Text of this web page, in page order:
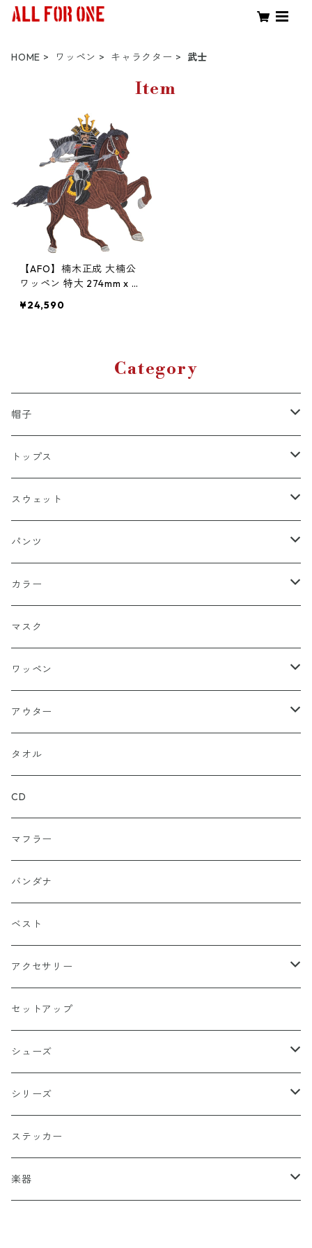
HOME ワッペン キャラクター 武士
Item
【AFO】楠木正成 大楠公
ワッペン 特大 274mm x 2
うパケット配送対象商品】
¥24,590
Category
帽子
キャップ
スナップバック
フィッテド（サイズ調整無）
ドゥラグ
スカルキャップ
ハンチング
ニットキャップ
ハット
トップス
Ｔシャツ
半袖
長袖
シャツ（半袖）
シャツ（長袖）
トレーナー
パーカー
ジップアップ
プルオーバー
ロンＴ
総柄
タンクトップ
セーター
ポロシャツ
半袖
長袖
スウェット
トレーナー
パーカー
パンツ
ハーフ
ロング
ストレート
ルーズ
カラー
ブラック
ネイビー
グレー
ゴールド（金）
カーキグリーン
カーキーベージュ
ブルー
ワイン
グリーン
ベージュ
チャコール
ホワイト
イエロー
オレンジ
マスク
ワッペン
ロゴ
キャラクター
アシュラ
バッターマン（野球）
家紋
丸型
炎（ファイア）
四角型
ホラー
ペンタグラム
楯型
スポーツ
国旗
十字（クロス）
アウター
ジャケット
タオル
CD
マフラー
バンダナ
ベスト
アクセサリー
ペンダント
ブレスレッド
セットアップ
シューズ
DADA
シリーズ
阿修羅
DEATH ANGEL
ステッカー
楽器